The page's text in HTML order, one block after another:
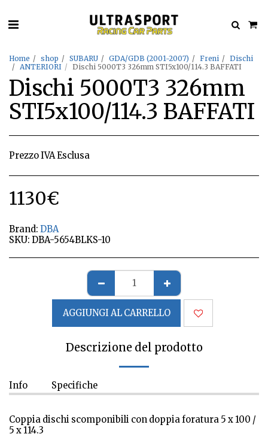
Home shop SUBARU GDA/GDB (2001-2007) Freni
Dischi
ANTERIORI
Dischi 5000T3 326mm STI5x100/114.3 BAFFATI
Dischi 5000T3 326mm
STI5x100/114.3 BAFFATI
Prezzo IVA Esclusa
1130€
Brand: DBA
SKU: DBA-5654BLKS-10
AGGIUNGI AL CARRELLO
Descrizione del prodotto
Info Specifiche
Coppia dischi scomponibili con doppia foratura 5 x 100 /
5 x 114.3